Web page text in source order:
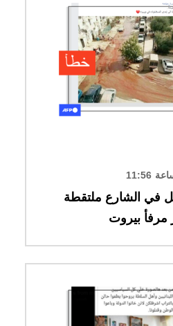
في الشارع ملتقطة
مرفأ بيروت